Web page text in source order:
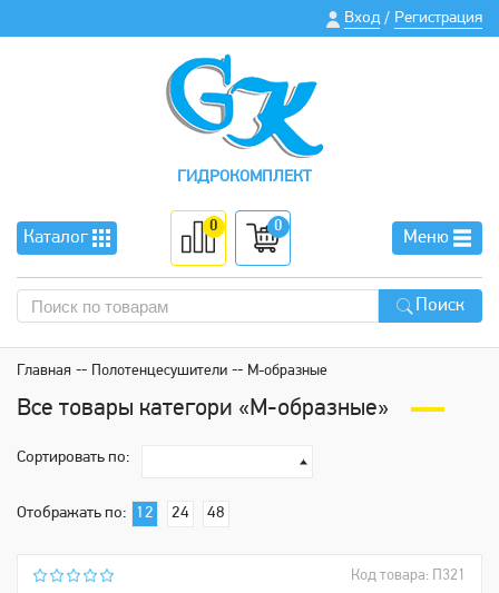
Вход / Регистрация
ГИДРОКОМПЛЕКТ
Каталог
0 0
Меню
Поиск
Главная Полотенцесушители М-образные
Все товары категори «М-образные»
Сортировать по:
Отображать по: 12 24 48
Код товара: П321